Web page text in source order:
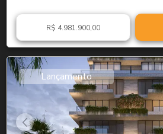
R$ 4.981.900,00
Lançamento